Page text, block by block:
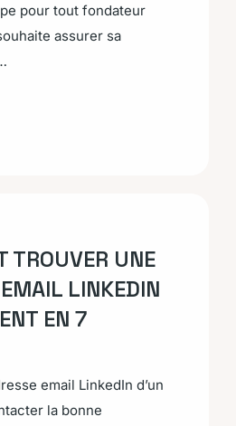
pour tout fondateur
assurer sa
TROUVER UNE
LINKEDIN
EN 7
email LinkedIn d’un
la bonne